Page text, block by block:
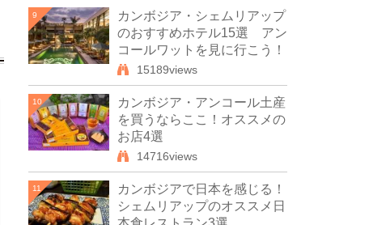
9
カンボジア・シェムリアップ
のおすすめホテル15選 アン
コールワットを見に行こう！
15189views
10
カンボジア・アンコール土産
を買うならここ！オススメの
お店4選
14716views
11
カンボジアで日本を感じる！
シェムリアップのオススメ日